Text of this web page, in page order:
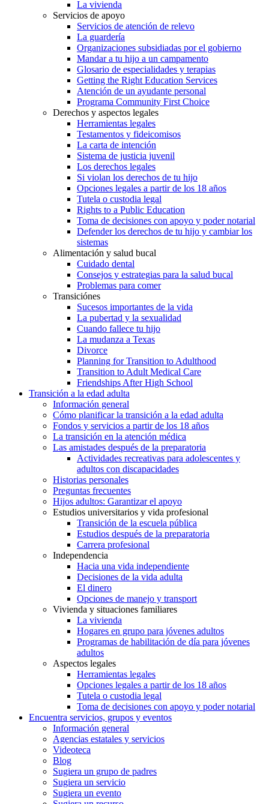
La vivienda
Servicios de apoyo
Servicios de atención de relevo
La guardería
Organizaciones subsidiadas por el gobierno
Mandar a tu hijo a un campamento
Glosario de especialidades y terapias
Getting the Right Education Services
Atención de un ayudante personal
Programa Community First Choice
Derechos y aspectos legales
Herramientas legales
Testamentos y fideicomisos
La carta de intención
Sistema de justicia juvenil
Los derechos legales
Si violan los derechos de tu hijo
Opciones legales a partir de los 18 años
Tutela o custodia legal
Rights to a Public Education
Toma de decisiones con apoyo y poder notarial
Defender los derechos de tu hijo y cambiar los
sistemas
Alimentación y salud bucal
Cuidado dental
Consejos y estrategias para la salud bucal
Problemas para comer
Transiciónes
Sucesos importantes de la vida
La pubertad y la sexualidad
Cuando fallece tu hijo
La mudanza a Texas
Divorce
Planning for Transition to Adulthood
Transition to Adult Medical Care
Friendships After High School
Transición a la edad adulta
Información general
Cómo planificar la transición a la edad adulta
Fondos y servicios a partir de los 18 años
La transición en la atención médica
Las amistades después de la preparatoria
Actividades recreativas para adolescentes y
adultos con discapacidades
Historias personales
Preguntas frecuentes
Hijos adultos: Garantizar el apoyo
Estudios universitarios y vida profesional
Transición de la escuela pública
Estudios después de la preparatoria
Carrera profesional
Independencia
Hacia una vida independiente
Decisiones de la vida adulta
El dinero
Opciones de manejo y transport
Vivienda y situaciones familiares
La vivienda
Hogares en grupo para jóvenes adultos
Programas de habilitación de día para jóvenes
adultos
Aspectos legales
Herramientas legales
Opciones legales a partir de los 18 años
Tutela o custodia legal
Toma de decisiones con apoyo y poder notarial
Encuentra servicios, grupos y eventos
Información general
Agencias estatales y servicios
Videoteca
Blog
Sugiera un grupo de padres
Sugiera un servicio
Sugiera un evento